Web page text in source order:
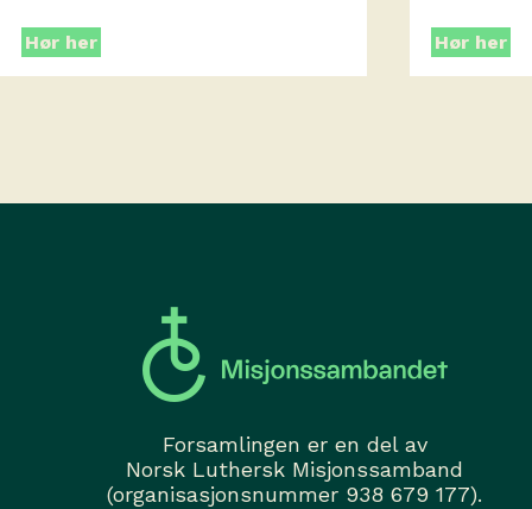
Hør her Hør her
Forsamlingen er en del av
Norsk Luthersk Misjonssamband
(organisasjonsnummer 938 679 177).